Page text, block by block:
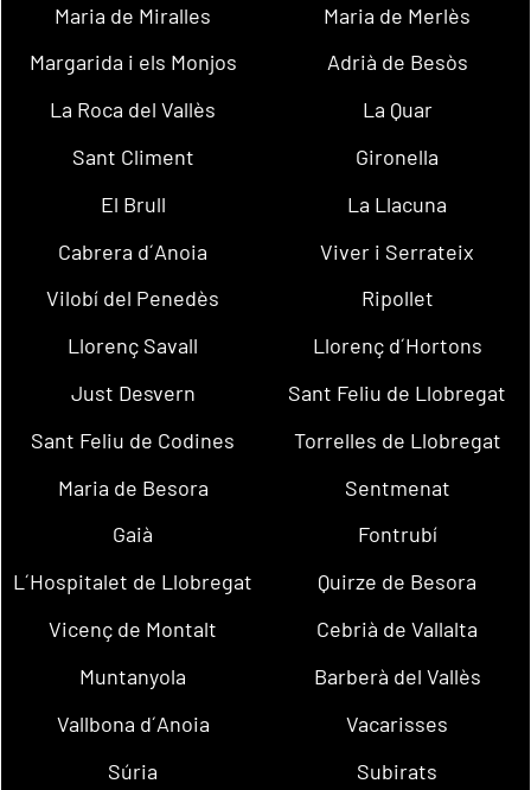
Maria de Miralles
Maria de Merlès
Margarida i els Monjos
Adrià de Besòs
La Roca del Vallès
La Quar
Sant Climent
Gironella
El Brull
La Llacuna
Cabrera d´Anoia
Viver i Serrateix
Vilobí del Penedès
Ripollet
Llorenç Savall
Llorenç d´Hortons
Just Desvern
Sant Feliu de Llobregat
Sant Feliu de Codines
Torrelles de Llobregat
Maria de Besora
Sentmenat
Gaià
Fontrubí
L´Hospitalet de Llobregat
Quirze de Besora
Vicenç de Montalt
Cebrià de Vallalta
Muntanyola
Barberà del Vallès
Vallbona d´Anoia
Vacarisses
Súria
Subirats